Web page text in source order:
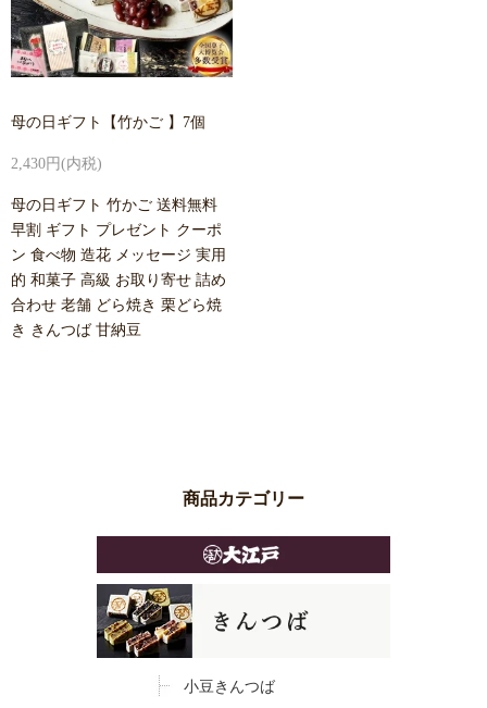
母の日ギフト【竹かご 】7個
2,430円(内税)
母の日ギフト 竹かご 送料無料
早割 ギフト プレゼント クーポ
ン 食べ物 造花 メッセージ 実用
的 和菓子 高級 お取り寄せ 詰め
合わせ 老舗 どら焼き 栗どら焼
き きんつば 甘納豆
商品カテゴリー
小豆きんつば